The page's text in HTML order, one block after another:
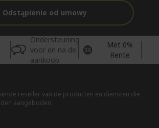
Odstąpienie od umowy
Ondersteuning
voor en na de
aankoop
Met 0%
Rente
reseller van de producten en diensten die
aangeboden.